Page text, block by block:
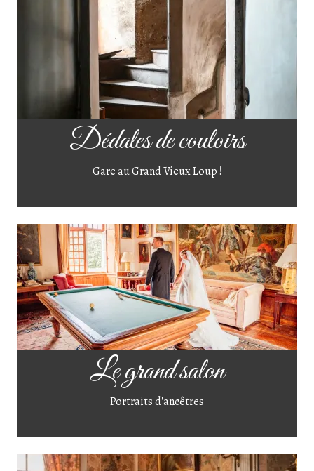
Dédales de couloirs
Gare au Grand Vieux Loup !
Le grand salon
Portraits d'ancêtres